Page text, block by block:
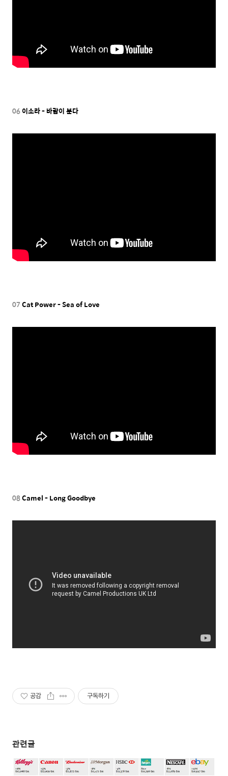
06이소라 - 바람이 분다
07Cat Power - Sea of Love
08Camel - Long Goodbye
공감 구독하기
관련글